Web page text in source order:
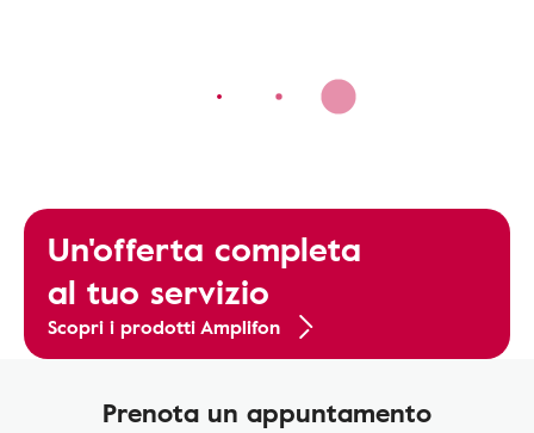
Un'offerta completa
al tuo servizio
Scopri i prodotti Amplifon
Prenota un appuntamento